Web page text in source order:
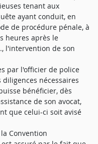
tenant aux
ayant conduit, en
de procédure pénale, à
heures après le
l'intervention de son
par l'officier de police
nécessaires
bénéficier, dès
de son avocat,
que celui-ci soit avisé
Convention